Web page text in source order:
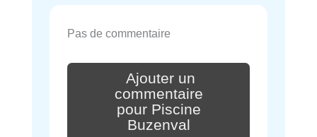
Pas de commentaire
Ajouter un
commentaire
pour Piscine
Buzenval